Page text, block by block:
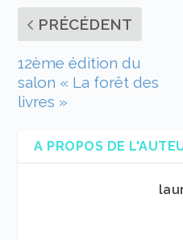
PRÉCÉDENT
12ème édition du
salon « La forêt des
livres »
A PROPOS DE